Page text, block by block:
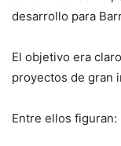
desarrollo para
El objetivo era
proyectos de gran
Entre ellos figuran: